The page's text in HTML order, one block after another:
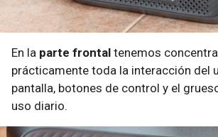
En la parte frontal tenemos
prácticamente toda la interacción del
pantalla, botones de control y el
uso diario.